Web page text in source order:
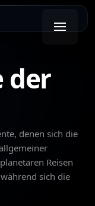
der
denen sich die
Reisen
sich die